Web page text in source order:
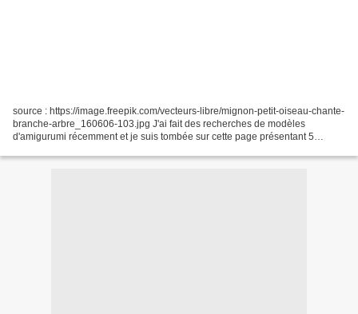
source : https://image.freepik.com/vecteurs-libre/mignon-petit-oiseau-chante-
branche-arbre_160606-103.jpg J'ai fait des recherches de modèles
d'amigurumi récemment et je suis tombée sur cette page présentant 5